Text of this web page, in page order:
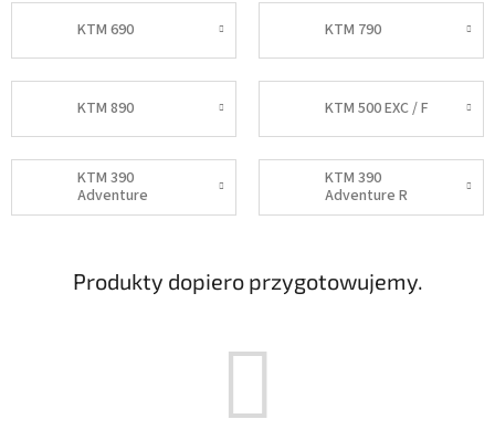
KTM 690 KTM 790
KTM 890 KTM 500 EXC / F
KTM 390
Adventure
KTM 390
Adventure R
Produkty dopiero przygotowujemy.